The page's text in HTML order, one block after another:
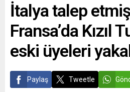
İtalya talep
Fransa’da Kızıl
eski üyeleri
Paylaş Tweetle